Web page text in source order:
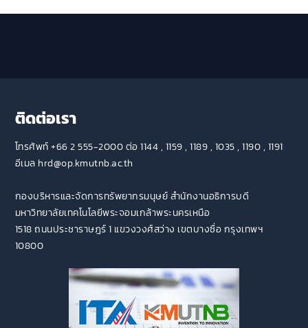
ติดต่อเรา
โทรศัพท์ +66 2 555-2000 ต่อ 1144 , 1159 , 1189 , 1035 , 1190 , 1191
อีเมล hrd@op.kmutnb.ac.th
กองบริหารและจัดการทรัพยากรมนุษย์ สำนักงานอธิการบดี
มหาวิทยาลัยเทคโนโลยีพระจอมเกล้าพระนครเหนือ
1518 ถนนประชาราษฎร์ 1 แขวงวงศ์สว่าง เขตบางซื่อ กรุงเทพฯ
10800